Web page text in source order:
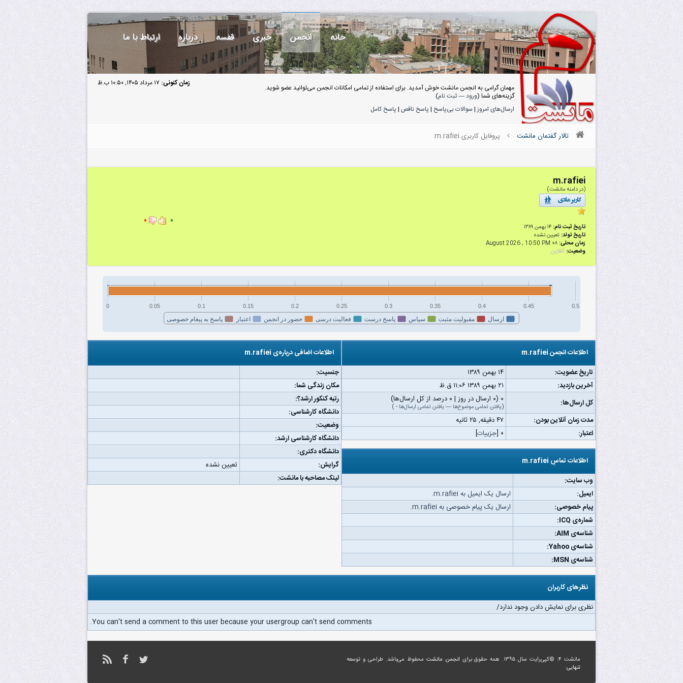
خانه انجمن خبری قفسه درباره ارتباط با ما
زمان کنونی: ۱۷ مرداد ۱۴۰۵, ۱۰:۵۰ ب.ظ
مهمان گرامی به انجمن مانشت خوش آمدید. برای استفاده از تمامی امکانات انجمن می‌توانید عضو شوید.
گزینه‌های شما (ورود—ثبت نام)
ارسال‌های امروز| سوالات بی‌پاسخ | پاسخ ناقص | پاسخ کامل
تالار گفتمان مانشت پروفایل کاربری m.rafiei
m.rafiei
(در دامنه مانشت)
تاریخ ثبت نام: ۱۴ بهمن ۱۳۸۹
تاریخ تولد: تعیین نشده
زمان محلی: ۰۸ August 2026 , 10:50 PM
وضعیت: آفلاین
۰ ۰
ارسال مقبولیت مثبت سپاس پاسخ درست فعالیت درسی حضور در انجمن اعتبار پاسخ به پیغام خصوصی
0 0.05 0.1 0.15 0.2 0.25 0.3 0.35 0.4 0.45 0.5
اطلاعات انجمن m.rafiei
تاریخ عضویت:
۱۴ بهمن ۱۳۸۹
آخرین بازدید:
۲۱ بهمن ۱۳۸۹ ۱۱:۰۶ ق.ظ
کل ارسال‌ها:
۰ (۰ ارسال در روز | ۰ درصد از کل ارسال‌ها)
(یافتن تمامی موضوع‌ها — یافتن تمامی ارسال‌ها -
)
مدت زمان آنلاین بودن:
۴۷ دقیقه, ۲۵ ثانیه
اعتبار:
۰ [جزییات]
اطلاعات تماسِ m.rafiei
وب‌ سایت:
ایمیل:
ارسال یک ایمیل به m.rafiei.
پیام خصوصی:
ارسال یک پیام خصوصی به m.rafiei.
شماره‌ی ICQ:
شناسه‌ی AIM:
شناسه‌ی Yahoo:
شناسه‌ی MSN:
اطلاعات اضافی درباره‌ی m.rafiei
جنسیت:
مکان زندگی شما:
رتبه کنکور ارشد؟:
دانشگاه کارشناسی:
وضعیت:
دانشگاه کارشناسی ارشد:
دانشگاه دکتری:
گرایش:
تعیین نشده
لینک مصاحبه با مانشت:
نظرهای کاربران
نظری برای نمایش دادن وجود ندارد/
You can't send a comment to this user because your usergroup can't send comments.
مانشت ۴: ©کپی‌رایت سال ۱۳۹۵. همه حقوق برای انجمن مانشت محفوظ می‌باشد. طراحی و توسعه
تنهایی